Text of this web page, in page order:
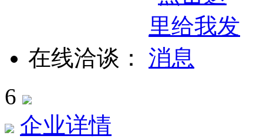
在线洽谈：
6
企业详情